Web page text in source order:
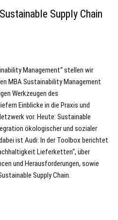
Supply Chain
Management“ stellen wir
MBA Sustainability Management
Werkzeugen des
Einblicke in die Praxis und
vor. Heute: Sustainable
ökologischer und sozialer
ist Audi: In der Toolbox berichtet
Lieferketten“, über
und Herausforderungen, sowie
Supply Chain.